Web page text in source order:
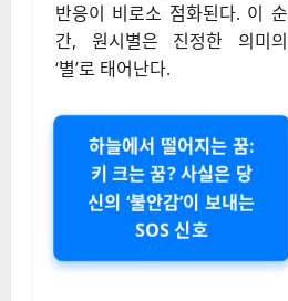
반응이 비로소 점화된다. 이 순
간, 원시별은 진정한 의미의
‘별’로 태어난다.
하늘에서 떨어지는 꿈:
키 크는 꿈? 사실은 당
신의 ‘불안감’이 보내는
SOS 신호